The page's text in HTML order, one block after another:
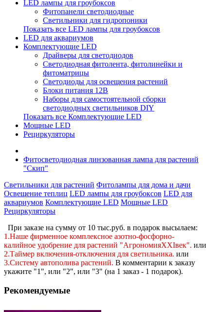
LED лампы для гроубоксов
Фитопанели светодиодные
Светильники для гидропоники
Показать все LED лампы для гроубоксов
LED для аквариумов
Комплектующие LED
Драйверы для светодиодов
Светодиодная фитолента, фитолинейки и
фитоматрицы
Светодиоды для освещения растений
Блоки питания 12В
Наборы для самостоятельной сборки
светодиодных светильников DIY
Показать все Комплектующие LED
Мощные LED
Рециркуляторы
Фитосветодиодная линзованная лампа для растений
"Скип"
Светильники для растений Фитолампы для дома и дачи
Освещение теплиц LED лампы для гроубоксов LED для
аквариумов Комплектующие LED Мощные LED
Рециркуляторы
При заказе на сумму от 10 тыс.руб. в подарок высылаем:
1.Наше фирменное комплексное азотно-фосфорно-
калийное удобрение для растений "АгрономияXXIвек". или
2.Таймер включения-отключения для светильника. или
3.Систему автополива растений. В комментарии к заказу
укажите "1", или "2", или "3" (на 1 заказ - 1 подарок).
Рекомендуемые